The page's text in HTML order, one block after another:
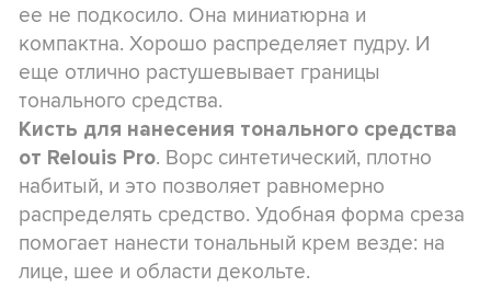
ее не подкосило. Она миниатюрна и
компактна. Хорошо распределяет пудру. И
еще отлично растушевывает границы
тонального средства.
Кисть для нанесения тонального средства
от Relouis Pro. Ворс синтетический, плотно
набитый, и это позволяет равномерно
распределять средство. Удобная форма среза
помогает нанести тональный крем везде: на
лице, шее и области декольте.